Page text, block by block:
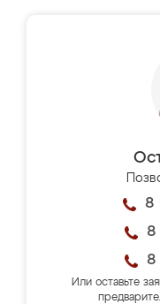
8
8
8
Или оставьте